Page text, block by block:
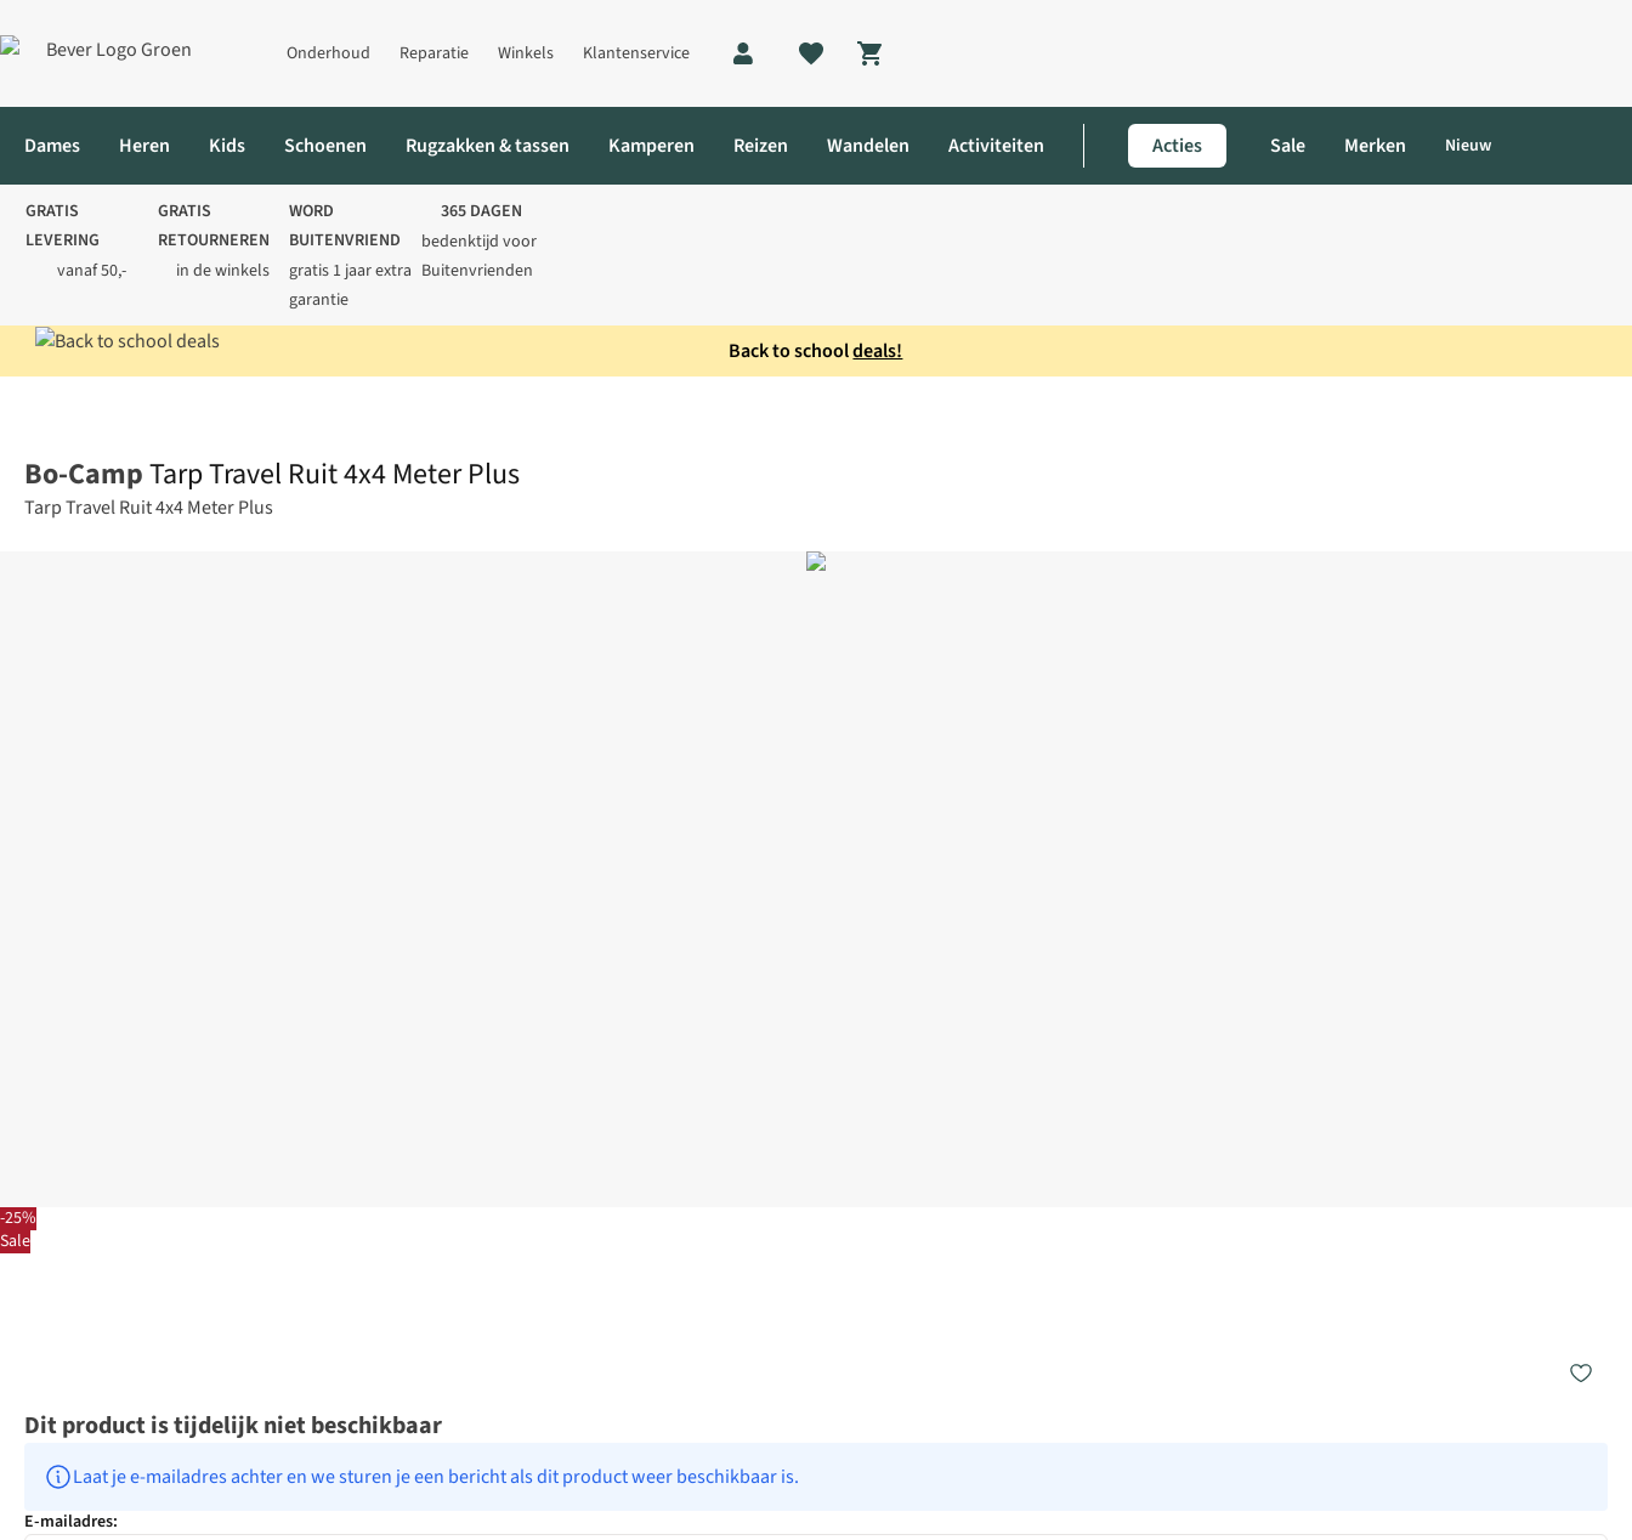
Onderhoud Reparatie Winkels Klantenservice
Shopping cart
Dames Heren Kids Schoenen Rugzakken & tassen Kamperen Reizen Wandelen Activiteiten Acties Sale Merken Nieuw
GRATIS
LEVERING
vanaf 50,-
GRATIS
RETOURNEREN
in de winkels
WORD
BUITENVRIEND
gratis 1 jaar extra
garantie
365 DAGEN
bedenktijd voor
Buitenvrienden
Back to schooldeals!
-25%
Sale
Bo-CampTarp Travel Ruit 4x4 Meter Plus
Tarp Travel Ruit 4x4 Meter Plus
Dit product is tijdelijk niet beschikbaar
Laat je e-mailadres achter en we sturen je een bericht als dit product weer beschikbaar is.
E-mailadres: